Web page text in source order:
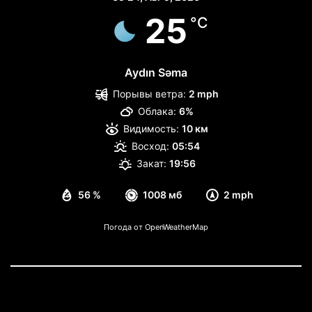
25 °C
Aydın Səma
56 % 1008 мб 2 mph
Порывы ветра: 2 mph
Облака: 6%
Видимость: 10 км
Восход: 05:54
Закат: 19:56
Погода от OpenWeatherMap